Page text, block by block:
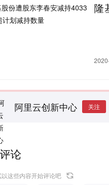
隆
阿里云创新中心 关注
评论
以这些内容开始评论吧